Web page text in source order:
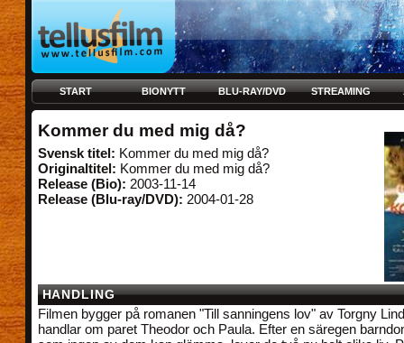
START BIONYTT BLU-RAY/DVD STREAMING
Kommer du med mig då?
Svensk titel: Kommer du med mig då?
Originaltitel: Kommer du med mig då?
Release (Bio): 2003-11-14
Release (Blu-ray/DVD): 2004-01-28
HANDLING
Filmen bygger på romanen "Till sanningens lov" av Torgny
handlar om paret Theodor och Paula. Efter en säregen